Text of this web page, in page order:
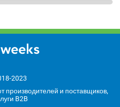
2023
производителей и поставщиков,
B2B